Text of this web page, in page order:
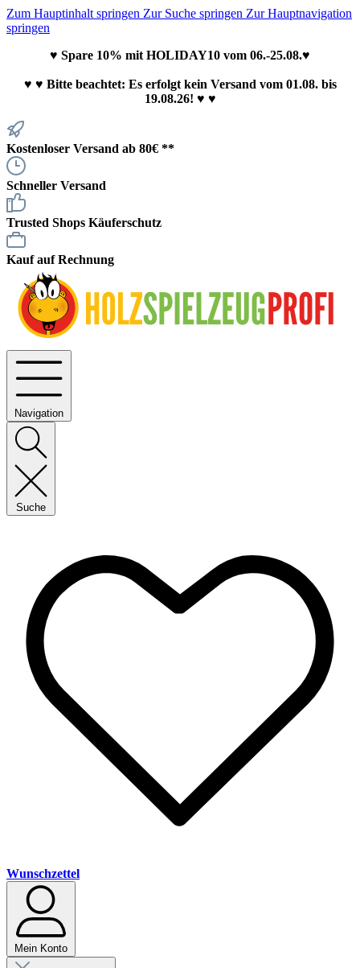
Zum Hauptinhalt springen Zur Suche springen Zur Hauptnavigation
springen
♥ Spare 10% mit HOLIDAY10 vom 06.-25.08.♥
♥ ♥ Bitte beachtet: Es erfolgt kein Versand vom 01.08. bis
19.08.26! ♥ ♥
Kostenloser Versand ab 80€ **
Schneller Versand
Trusted Shops Käuferschutz
Kauf auf Rechnung
Navigation
Suche
Wunschzettel
Mein Konto